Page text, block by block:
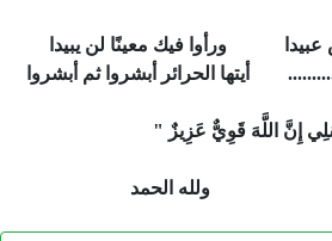
عبيدا ورأوا فيك معينًا لن يبيدا
أيتها الحرائر أبشروا ثم أبشروا
إِنَّ اللَّهَ قَوِيٌّ عَزِيزٌ "
ولله الحمد